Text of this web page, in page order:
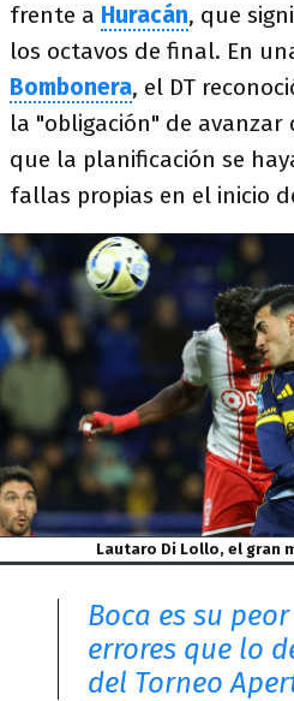
frente a Huracán, que
los octavos de final. En
Bombonera, el DT
la "obligación" de
que la planificación se
fallas propias en el inicio
Lautaro Di Lollo, el gran
Boca es su
errores que lo
del Torneo